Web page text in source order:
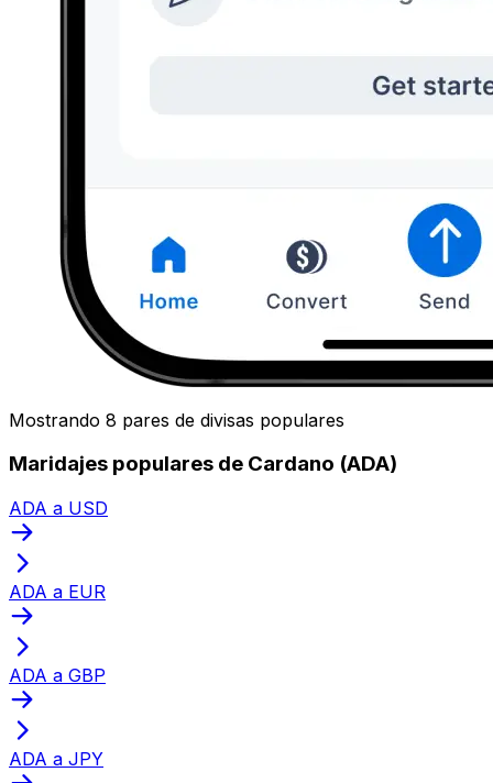
Mostrando 8 pares de divisas populares
Maridajes populares de Cardano (ADA)
ADA a USD
ADA a EUR
ADA a GBP
ADA a JPY